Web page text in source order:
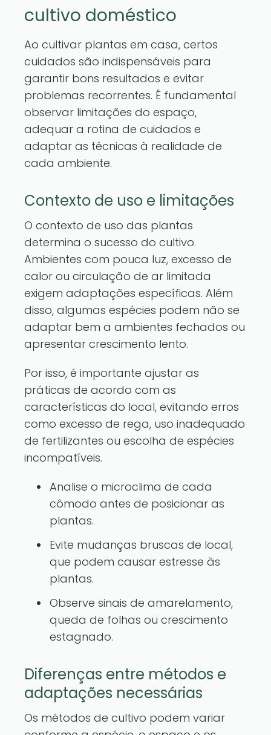
cultivo doméstico
Ao cultivar plantas em casa, certos
cuidados são indispensáveis para
garantir bons resultados e evitar
problemas recorrentes. É fundamental
observar limitações do espaço,
adequar a rotina de cuidados e
adaptar as técnicas à realidade de
cada ambiente.
Contexto de uso e limitações
O contexto de uso das plantas
determina o sucesso do cultivo.
Ambientes com pouca luz, excesso de
calor ou circulação de ar limitada
exigem adaptações específicas. Além
disso, algumas espécies podem não se
adaptar bem a ambientes fechados ou
apresentar crescimento lento.
Por isso, é importante ajustar as
práticas de acordo com as
características do local, evitando erros
como excesso de rega, uso inadequado
de fertilizantes ou escolha de espécies
incompatíveis.
Analise o microclima de cada
cômodo antes de posicionar as
plantas.
Evite mudanças bruscas de local,
que podem causar estresse às
plantas.
Observe sinais de amarelamento,
queda de folhas ou crescimento
estagnado.
Diferenças entre métodos e
adaptações necessárias
Os métodos de cultivo podem variar